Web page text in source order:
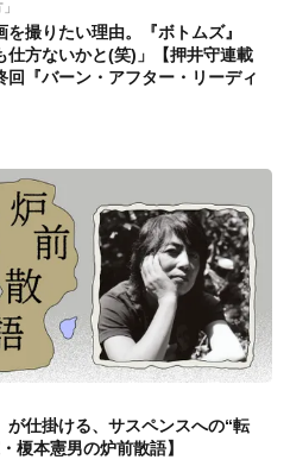
撮りたい理由。『ボトムズ』
仕方ないかと(笑)」【押井守連載
回『バーン・アフター・リーディ
が仕掛ける、サスペンスへの“転
榎本憲男の炉前散語】